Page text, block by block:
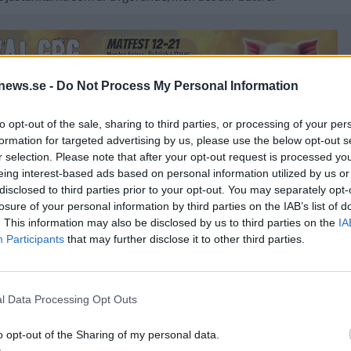
- Do Not Process My Personal Information
opt-out of the sale, sharing to third parties, or processing of your
for targeted advertising by us, please use the below opt-out
selection. Please note that after your opt-out request is processed
interest-based ads based on personal information utilized by us
to third parties prior to your opt-out. You may separately
of your personal information by third parties on the IAB’s list of
This information may also be disclosed by us to third parties on the
Participants that may further disclose it to other third parties.
Data Processing Opt Outs
opt-out of the Sharing of my personal data.
var på 200 liter och tankarna på 450 så även om jag bryggde
Barlind får man i 700 liter. Det faktum att han slipper
tid på bryggeriet, med en bryggning i veckan i stället för
tvivlade han ändå på om han gjort rätt.
kvar långt in på natten, berättar han.